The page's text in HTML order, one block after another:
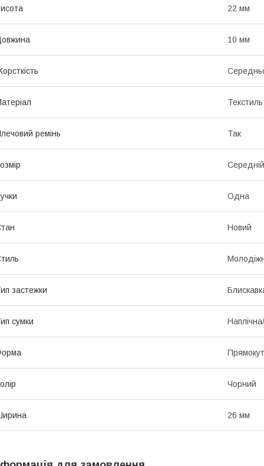
22 мм
10 мм
Текстиль
ремінь Так
Середній
Одна
Новий
застежки
сумки
Чорний
26 мм